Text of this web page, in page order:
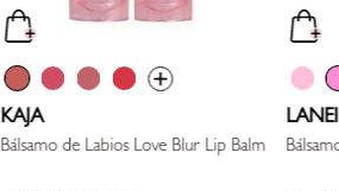
KAJA
Bálsamo de Labios Love Blur Lip Balm